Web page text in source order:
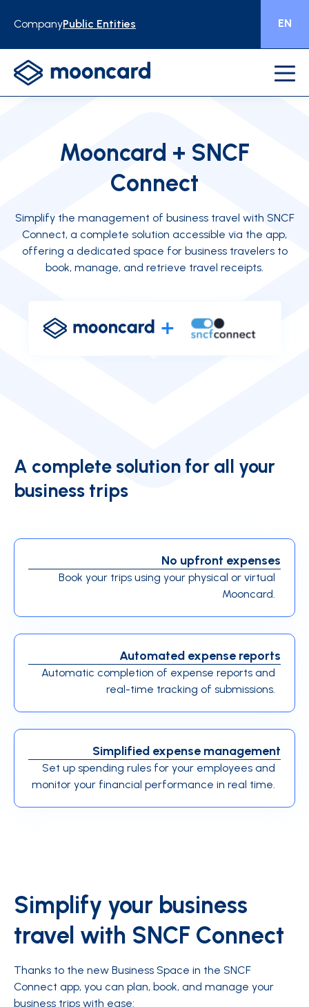
CompanyPublic Entities EN
Mooncard + SNCF
Connect
Simplify the management of business travel with SNCF
Connect, a complete solution accessible via the app,
offering a dedicated space for business travelers to
book, manage, and retrieve travel receipts.
A complete solution for all your
business trips
No upfront expenses
Book your trips using your physical or virtual
Mooncard.
Automated expense reports
Automatic completion of expense reports and
real-time tracking of submissions.
Simplified expense management
Set up spending rules for your employees and
monitor your financial performance in real time.
Simplify your business
travel with SNCF Connect
Thanks to the new Business Space in the SNCF
Connect app, you can plan, book, and manage your
business trips with ease: